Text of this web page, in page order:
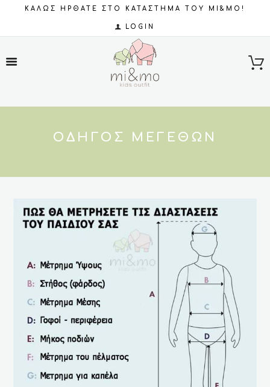
ΚΑΛΩΣ ΗΡΘΑΤΕ ΣΤΟ ΚΑΤΑΣΤΗΜΑ ΤΟΥ MI&MO!
LOGIN
ΟΔΗΓΌΣ ΜΕΓΕΘΏΝ